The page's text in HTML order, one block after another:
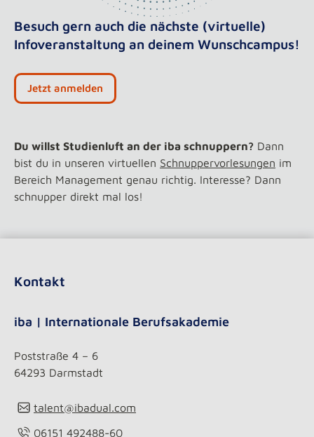
Besuch gern auch die nächste (virtuelle)
Infoveranstaltung an deinem Wunschcampus!
Jetzt anmelden
Du willst Studienluft an der iba schnuppern? Dann
bist du in unseren virtuellen Schnuppervorlesungen im
Bereich Management genau richtig. Interesse? Dann
schnupper direkt mal los!
Kontakt
iba | Internationale Berufsakademie
Poststraße 4 – 6
64293 Darmstadt
talent@ibadual.com
06151 492488-60